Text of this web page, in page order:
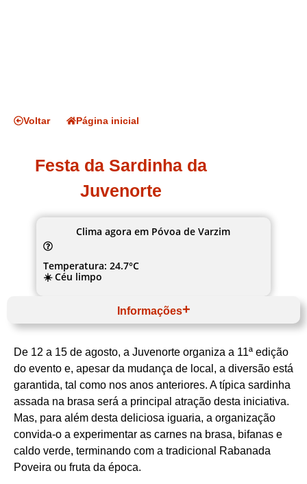
Voltar Página inicial
Festa da Sardinha da
Juvenorte
De 12 a 15 de agosto, a Juvenorte organiza a 11ª edição
do evento e, apesar da mudança de local, a diversão está
garantida, tal como nos anos anteriores. A típica sardinha
assada na brasa será a principal atração desta iniciativa.
Mas, para além desta deliciosa iguaria, a organização
convida-o a experimentar as carnes na brasa, bifanas e
caldo verde, terminando com a tradicional Rabanada
Poveira ou fruta da época.
Clima agora em Póvoa de Varzim
Temperatura: 24.7°C
☀️ Céu limpo
Informações
Norte
Área Metropolitana do Porto
Póvoa de Varzim
Centro de Desporto e Cultura Juvenorte +
Município da Póvoa de Varzim
Sardinha